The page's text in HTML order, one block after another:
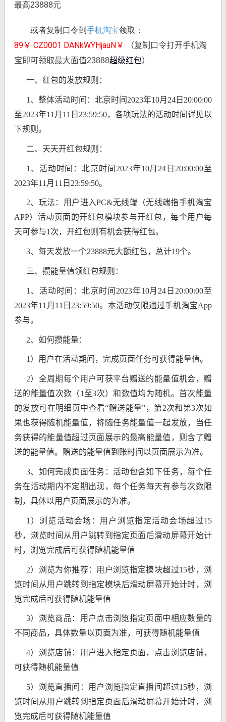
最高23888元
或者复制口令到 手机淘宝领取：
89￥ CZ0001 DANkWYHjauN￥
（复制口令打开手机淘
宝即可领取最大面值23888超级红包）
一、红包的发放规则：
1、整体活动时间：北京时间2023年10月24日20:00:00
至2023年11月11日23:59:50，各项玩法的活动时间详见以
下规则。
二、天天开红包规则：
1、活动时间：北京时间2023年10月24日20:00:00至
2023年11月11日23:59:50。
2、玩法：用户进入PC&无线端（无线端指手机淘宝
APP）活动页面的开红包模块参与开红包，每个用户每
天可参与1次，开红包则有机会获得红包。
3、每天发放一个23888元大额红包，总计19个。
三、攒能量值领红包规则：
1、活动时间：北京时间2023年10月24日20:00:00至
2023年11月11日23:59:50。本活动仅限通过手机淘宝App
参与。
2、如何攒能量：
1）用户在活动期间，完成页面任务可获得能量值。
2）全周期每个用户可获平台赠送的能量值机会，赠
送的能量值次数（1至3次）和数值均为随机。首次能量
的发放可在明细页中查看“赠送能量”，第2次和第3次如
果也获得随机能量值，将随任务能量值一起发放，当任
务获得的能量值超过页面展示的最高能量值，则含了赠
送的能量值。赠送的能量值到账时间以页面展示为准。
3、如何完成页面任务：活动包含如下任务，每个任
务在活动期内不定期出现，每个任务每天有参与次数限
制，具体以用户页面展示的为准。
1）浏览活动会场：用户浏览指定活动会场超过15
秒，浏览时间从用户跳转到指定页面后滑动屏幕开始计
时，浏览完成后可获得随机能量值
2）浏览为你推荐：用户浏览指定模块超过15秒，浏
览时间从用户跳转到指定模块后滑动屏幕开始计时，浏
览完成后可获得随机能量值
3）浏览商品：用户点击浏览指定页面中相应数量的
不同商品，具体数量以页面为准，可获得随机能量值
4）浏览店铺：用户进入指定页面，点击浏览店铺，
可获得随机能量值
5）浏览直播间：用户浏览指定直播间超过15秒，浏
览时间从用户跳转到指定页面后滑动屏幕开始计时，浏
览完成后可获得随机能量值